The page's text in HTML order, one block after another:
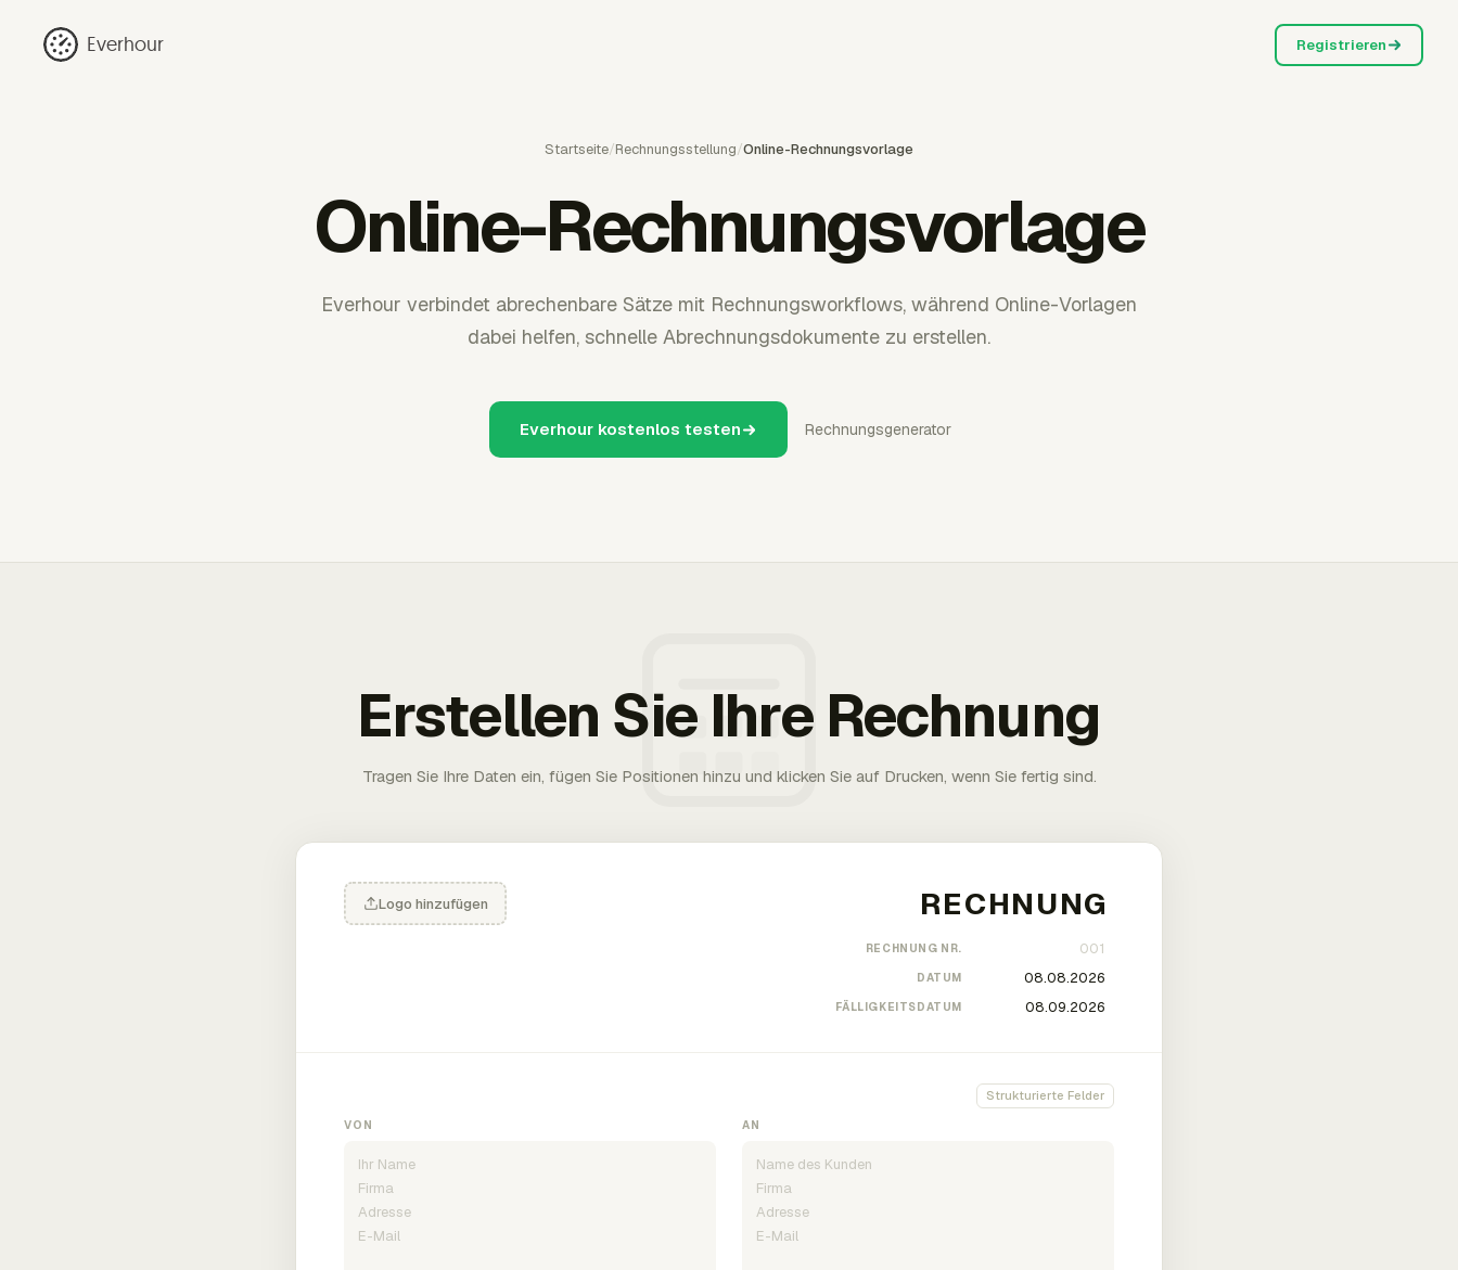
Everhour Registrieren
Startseite/Rechnungsstellung/Online-Rechnungsvorlage
Online-Rechnungsvorlage
Everhour verbindet abrechenbare Sätze mit Rechnungsworkflows, während Online-Vorlagen
dabei helfen, schnelle Abrechnungsdokumente zu erstellen.
Everhour kostenlos testen Rechnungsgenerator
Erstellen Sie Ihre Rechnung
Tragen Sie Ihre Daten ein, fügen Sie Positionen hinzu und klicken Sie auf Drucken, wenn Sie fertig sind.
Logo hinzufügen
RECHNUNG NR.
DATUM
FÄLLIGKEITSDATUM
Strukturierte Felder
VON AN